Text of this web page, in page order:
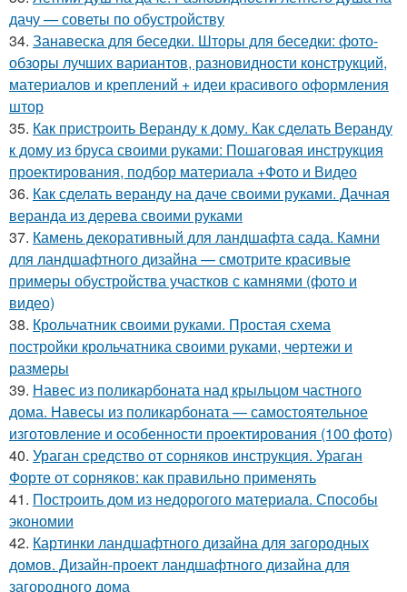
дачу — советы по обустройству
34. Занавеска для беседки. Шторы для беседки: фото-
обзоры лучших вариантов, разновидности конструкций,
материалов и креплений + идеи красивого оформления
штор
35. Как пристроить Веранду к дому. Как сделать Веранду
к дому из бруса своими руками: Пошаговая инструкция
проектирования, подбор материала +Фото и Видео
36. Как сделать веранду на даче своими руками. Дачная
веранда из дерева своими руками
37. Камень декоративный для ландшафта сада. Камни
для ландшафтного дизайна — смотрите красивые
примеры обустройства участков с камнями (фото и
видео)
38. Крольчатник своими руками. Простая схема
постройки крольчатника своими руками, чертежи и
размеры
39. Навес из поликарбоната над крыльцом частного
дома. Навесы из поликарбоната — самостоятельное
изготовление и особенности проектирования (100 фото)
40. Ураган средство от сорняков инструкция. Ураган
Форте от сорняков: как правильно применять
41. Построить дом из недорогого материала. Способы
экономии
42. Картинки ландшафтного дизайна для загородных
домов. Дизайн-проект ландшафтного дизайна для
загородного дома